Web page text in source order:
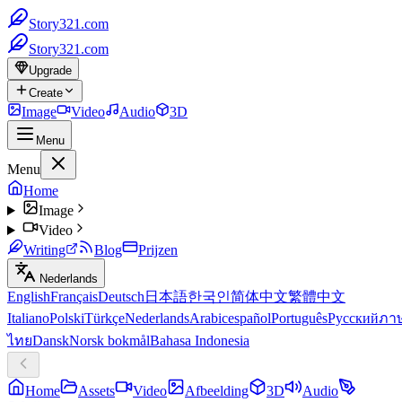
Story321.com
Story321.com
Upgrade
Create
Image Video Audio 3D
Menu
Menu
Home
Image
Video
Writing
Blog Prijzen
Nederlands
EnglishFrançaisDeutsch 日本語한국인简体中文繁體中文
ItalianoPolskiTürkçeNederlandsArabicespañolPortuguêsРусскийภา
ไทยDanskNorsk bokmålBahasa Indonesia
Home Assets Video Afbeelding 3D
Audio